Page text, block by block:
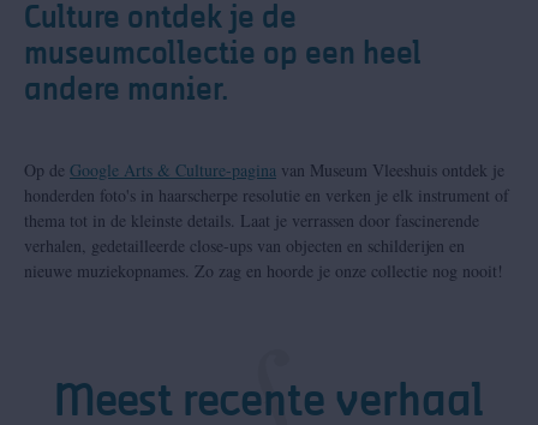
Culture ontdek je de
museumcollectie op een heel
andere manier.
Op de Google Arts & Culture-pagina van Museum Vleeshuis ontdek je
honderden foto's in haarscherpe resolutie en verken je elk instrument of
thema tot in de kleinste details. Laat je verrassen door fascinerende
verhalen, gedetailleerde close-ups van objecten en schilderijen en
nieuwe muziekopnames. Zo zag en hoorde je onze collectie nog nooit!
Meest recente verhaal